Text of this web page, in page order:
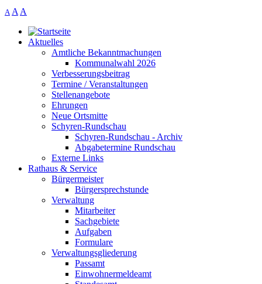
A A A
Aktuelles
Amtliche Bekanntmachungen
Kommunalwahl 2026
Verbesserungsbeitrag
Termine / Veranstaltungen
Stellenangebote
Ehrungen
Neue Ortsmitte
Schyren-Rundschau
Schyren-Rundschau - Archiv
Abgabetermine Rundschau
Externe Links
Rathaus & Service
Bürgermeister
Bürgersprechstunde
Verwaltung
Mitarbeiter
Sachgebiete
Aufgaben
Formulare
Verwaltungsgliederung
Passamt
Einwohnermeldeamt